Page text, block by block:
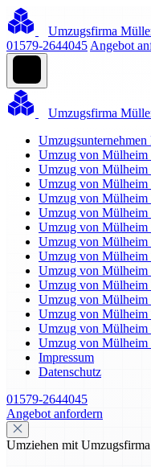
Umzugsfirma
01579-2644045 Angebot
Umzugsfirma
Umzug von Mülheim
Umzug von Mülheim
Umzug von Mülheim
Umzug von Mülheim
Umzug von Mülheim
Umzug von Mülheim
Umzug von Mülheim
Umzug von Mülheim
Umzug von Mülheim
Umzug von Mülheim
Umzug von Mülheim
Umzug von Mülheim
Umzug von Mülheim
Umzug von Mülheim
Impressum
Datenschutz
01579-2644045
Angebot anfordern
Umziehen mit